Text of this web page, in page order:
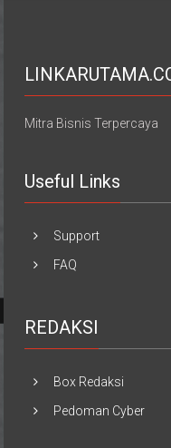
Mitra Bisnis Terpercaya
Useful Links
Support
FAQ
REDAKSI
Box Redaksi
Pedoman Cyber